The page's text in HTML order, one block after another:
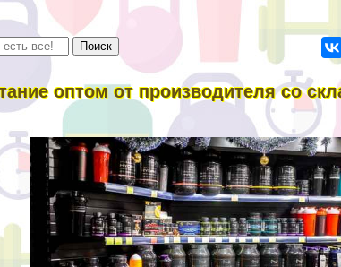
оптом от производителя со